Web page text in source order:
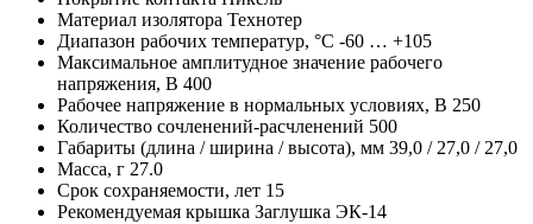
Материал изолятора Технотер
Диапазон рабочих температур, °С -60 … +105
Максимальное амплитудное значение рабочего
напряжения, В 400
Рабочее напряжение в нормальных условиях, В 250
Количество сочленений-расчленений 500
Габариты (длина / ширина / высота), мм 39,0 / 27,0 / 27,0
Масса, г 27.0
Срок сохраняемости, лет 15
Рекомендуемая крышка Заглушка ЭК-14